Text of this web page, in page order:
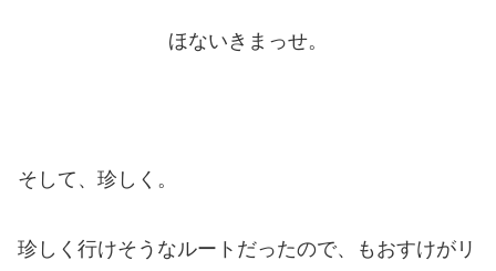
ほないきまっせ。
そして、珍しく。
珍しく行けそうなルートだったので、もおすけがリ